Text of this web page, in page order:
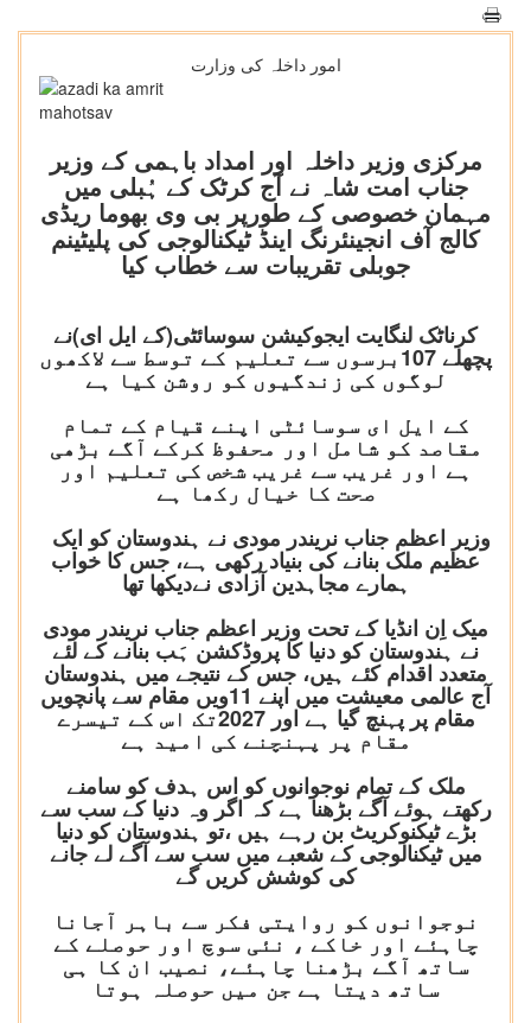
امور داخلہ کی وزارت
مرکزی وزیر داخلہ اور امداد باہمی کے وزیر
جناب امت شاہ نے آج کرٹک کے ہُبلی میں
مہمان خصوصی کے طورپر بی وی بھوما ریڈی
کالج آف انجینئرنگ اینڈ ٹیکنالوجی کی پلیٹینم
جوبلی تقریبات سے خطاب کیا
کرناٹک لنگایت ایجوکیشن سوسائٹی(کے ایل ای)نے
پچھلے 107برسوں سے تعلیم کے توسط سے لاکھوں
لوگوں کی زندگیوں کو روشن کیا ہے
کے ایل ای سوسائٹی اپنے قیام کے تمام
مقاصد کو شامل اور محفوظ کرکے آگے بڑھی
ہے اور غریب سے غریب شخص کی تعلیم اور
صحت کا خیال رکھا ہے
وزیر اعظم جناب نریندر مودی نے ہندوستان کو ایک
عظیم ملک بنانے کی بنیاد رکھی ہے، جس کا خواب
ہمارے مجاہدین آزادی نےدیکھا تھا
میک اِن انڈیا کے تحت وزیر اعظم جناب نریندر مودی
نے ہندوستان کو دنیا کا پروڈکشن ہَب بنانے کے لئے
متعدد اقدام کئے ہیں، جس کے نتیجے میں ہندوستان
آج عالمی معیشت میں اپنے 11ویں مقام سے پانچویں
مقام پر پہنچ گیا ہے اور 2027تک اس کے تیسرے
مقام پر پہنچنے کی امید ہے
ملک کے تمام نوجوانوں کو اس ہدف کو سامنے
رکھتے ہوئے آگے بڑھنا ہے کہ اگر وہ دنیا کے سب سے
بڑے ٹیکنوکریٹ بن رہے ہیں ،تو ہندوستان کو دنیا
میں ٹیکنالوجی کے شعبے میں سب سے آگے لے جانے
کی کوشش کریں گے
نوجوانوں کو روایتی فکر سے باہر آجانا
چاہئے اور خاکے ، نئی سوچ اور حوصلے کے
ساتھ آگے بڑھنا چاہئے، نصیب ان کا ہی
ساتھ دیتا ہے جن میں حوصلہ ہوتا